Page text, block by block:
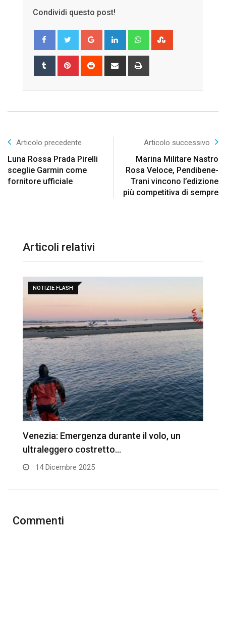
Condividi questo post!
Google+ LinkedIn Whatsapp
Tumblr Pinterest Reddit
Share
Articolo precedente
Luna Rossa Prada Pirelli
sceglie Garmin come
fornitore ufficiale
Articolo successivo
Marina Militare Nastro
Rosa Veloce, Pendibene-
Trani vincono l’edizione
più competitiva di sempre
Articoli relativi
NOTIZIE FLASH
Venezia: Emergenza durante il volo, un
ultraleggero costretto…
14 Dicembre 2025
Commenti